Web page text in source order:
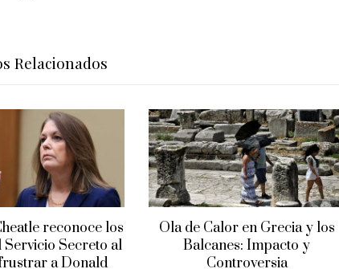
Relacionados
reconoce los
Secreto al
a Donald
Ola de Calor en Grecia y los
Balcanes: Impacto y
Controversia